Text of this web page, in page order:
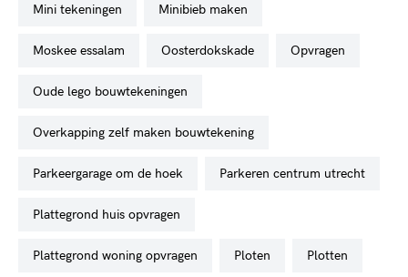
mini tekeningen minibieb maken
moskee essalam oosterdokskade opvragen
oude lego bouwtekeningen
overkapping zelf maken bouwtekening
parkeergarage om de hoek parkeren centrum utrecht
plattegrond huis opvragen
plattegrond woning opvragen ploten plotten